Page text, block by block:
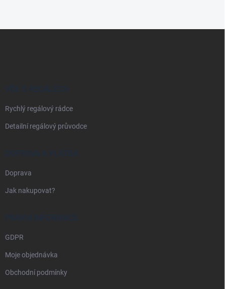
VŠE O REGÁLECH
Rychlý regálový rádce
Detailní regálový průvodce
DOPRAVA A PLATBA
Doprava
Jak nakupovat?
PRÁVNÍ INFORMACE
GDPR
Moje objednávka
Obchodní podmínky